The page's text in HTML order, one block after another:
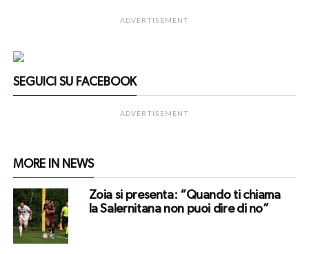
ADVERTISEMENT
SEGUICI SU FACEBOOK
ADVERTISEMENT
MORE IN NEWS
Zoia si presenta: “Quando ti chiama
la Salernitana non puoi dire di no”